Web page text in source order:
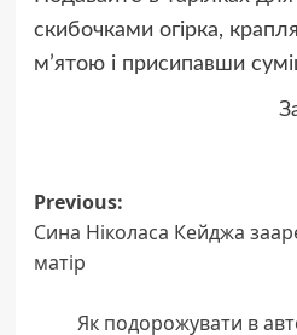
скибочками огірка,
м’ятою і присипавши
Post
navigation
Previous:
Сина Ніколаса Кейджа
матір
Як подорожувати в